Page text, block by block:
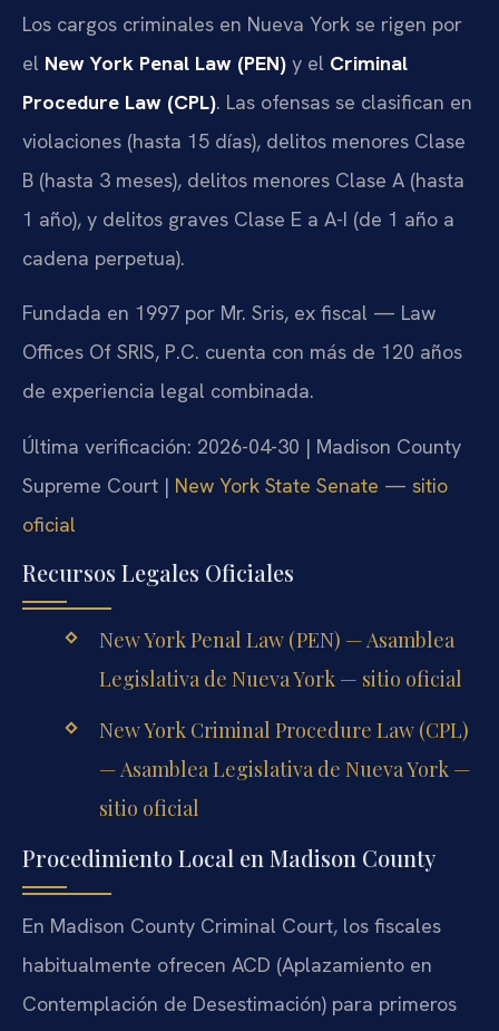
Los cargos criminales en Nueva York se rigen por
el New York Penal Law (PEN) y el Criminal
Procedure Law (CPL). Las ofensas se clasifican en
violaciones (hasta 15 días), delitos menores Clase
B (hasta 3 meses), delitos menores Clase A (hasta
1 año), y delitos graves Clase E a A-I (de 1 año a
cadena perpetua).
Fundada en 1997 por Mr. Sris, ex fiscal — Law
Offices Of SRIS, P.C. cuenta con más de 120 años
de experiencia legal combinada.
Última verificación: 2026-04-30 | Madison County
Supreme Court | New York State Senate — sitio
oficial
Recursos Legales Oficiales
New York Penal Law (PEN) — Asamblea
Legislativa de Nueva York — sitio oficial
New York Criminal Procedure Law (CPL)
— Asamblea Legislativa de Nueva York —
sitio oficial
Procedimiento Local en Madison County
En Madison County Criminal Court, los fiscales
habitualmente ofrecen ACD (Aplazamiento en
Contemplación de Desestimación) para primeros